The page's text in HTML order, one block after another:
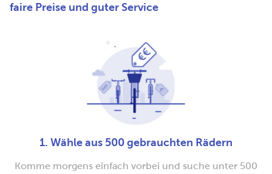
faire Preise und guter Service
1. Wähle aus 500 gebrauchten Rädern
Komme morgens einfach vorbei und suche unter 500